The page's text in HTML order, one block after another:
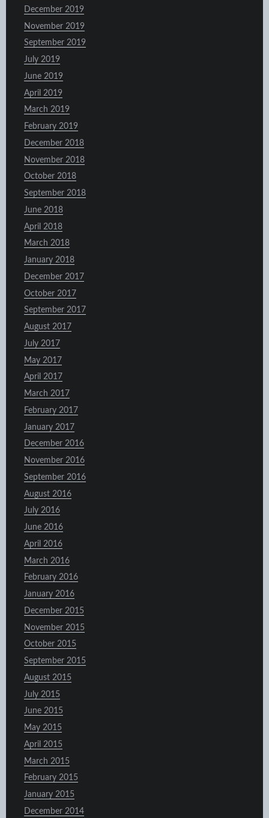
December 2019
November 2019
September 2019
July 2019
June 2019
April 2019
March 2019
February 2019
December 2018
November 2018
October 2018
September 2018
June 2018
April 2018
March 2018
January 2018
December 2017
October 2017
September 2017
August 2017
July 2017
May 2017
April 2017
March 2017
February 2017
January 2017
December 2016
November 2016
September 2016
August 2016
July 2016
June 2016
April 2016
March 2016
February 2016
January 2016
December 2015
November 2015
October 2015
September 2015
August 2015
July 2015
June 2015
May 2015
April 2015
March 2015
February 2015
January 2015
December 2014